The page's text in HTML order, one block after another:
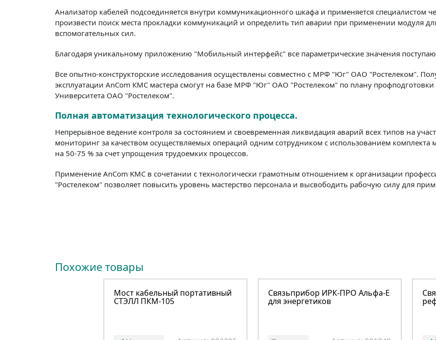
Анализатор кабелей подсоединяется внутри коммуникационного шкафа и применяется специалистом
произвести поиск места прокладки коммуникаций и определить тип аварии при применении модуля
вспомогательных сил.
Благодаря уникальному приложению "Мобильный интерфейс" все параметрические значения
Все опытно-конструкторские исследования осуществлены совместно с МРФ "Юг" ОАО "Ростелеком".
эксплуатации AnCom КМС мастера смогут на базе МРФ "Юг" ОАО "Ростелеком" по плану
Университета ОАО "Ростелеком".
Полная автоматизация технологического процесса.
Непрерывное ведение контроля за состоянием и своевременная ликвидация аварий всех типов на
мониторинг за качеством осуществляемых операций одним сотрудником с использованием комплекта
на 50-75 % за счет упрощения трудоемких процессов.
Применение AnCom KMC в сочетании с технологически грамотным отношением к организации
"Ростелеком" позволяет повысить уровень мастерство персонала и высвободить рабочую силу для
Похожие товары
Мост кабельный портативный
СТЭЛЛ ПКМ-105
Связьприбор ИРК-ПРО Альфа-Е
для энергетиков